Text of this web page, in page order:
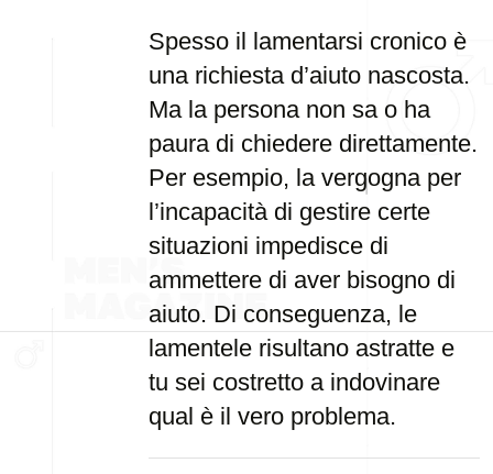
Spesso il lamentarsi cronico è
una richiesta d’aiuto nascosta.
Ma la persona non sa o ha
paura di chiedere direttamente.
Per esempio, la vergogna per
l’incapacità di gestire certe
situazioni impedisce di
ammettere di aver bisogno di
aiuto. Di conseguenza, le
lamentele risultano astratte e
tu sei costretto a indovinare
qual è il vero problema.